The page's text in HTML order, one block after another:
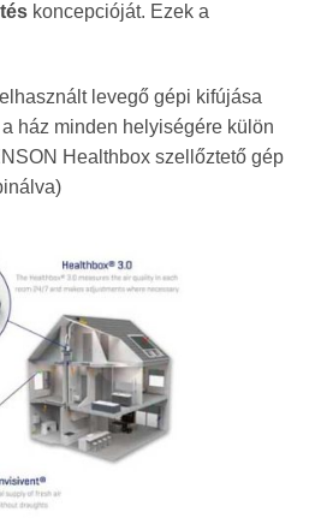
koncepcióját. Ezek a
levegő gépi kifújása
ház minden helyiségére külön
Healthbox szellőztető gép